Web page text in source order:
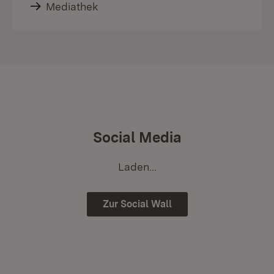
Mediathek
Social Media
Laden...
Zur Social Wall